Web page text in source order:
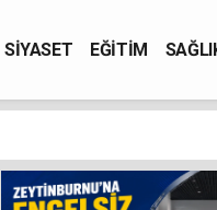
SİYASET EĞİTİM